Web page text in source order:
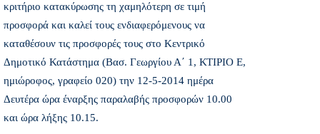
κριτήριο κατακύρωσης τη χαμηλότερη σε τιμή
προσφορά και καλεί τους ενδιαφερόμενους να
καταθέσουν τις προσφορές τους στο Κεντρικό
Δημοτικό Κατάστημα (Βασ. Γεωργίου Α΄ 1, ΚΤΙΡΙΟ Ε,
ημιώροφος, γραφείο 020) την 12-5-2014 ημέρα
Δευτέρα ώρα έναρξης παραλαβής προσφορών 10.00
και ώρα λήξης 10.15.